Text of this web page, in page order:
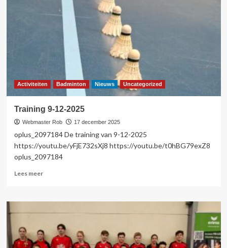
Activiteiten Badminton Nieuws Uncategorized
Training 9-12-2025
Webmaster Rob 17 december 2025
oplus_2097184 De training van 9-12-2025
https://youtu.be/yFjE732sXj8 https://youtu.be/t0hBG79exZ8
oplus_2097184
Lees meerLees
Training
2025